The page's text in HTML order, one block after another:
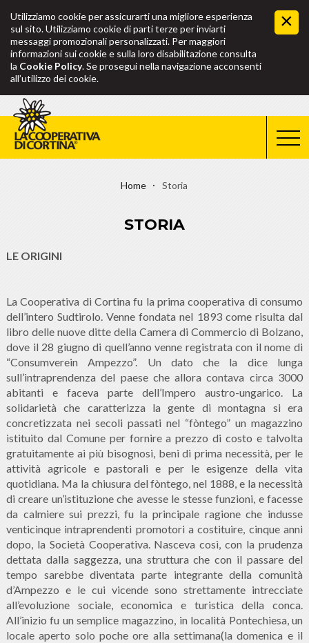
Utilizziamo cookie per assicurarti una migliore esperienza
sul sito. Utilizziamo cookie di parti terze per inviarti
messaggi promozionali personalizzati. Per maggiori
informazioni sui cookie e sulla loro disabilitazione consulta
la Cookie Policy. Se prosegui nella navigazione acconsenti
all’utilizzo dei cookie.
Home Storia
STORIA
LE ORIGINI
La Cooperativa di Cortina fu la prima cooperativa di consumo
dell’intero Sudtirolo. Venne fondata nel 1893 come risulta dal
libro delle nuove ditte della Camera di Commercio di Bolzano,
dove il 28 giugno di quell’anno venne registrata con il nome di
“Consumverein Ampezzo”. Un dato che la dice lunga
sull’intraprendenza del paese che allora contava circa 3000
abitanti e faceva parte dell’Impero austro-ungarico. La
solidarietà che caratterizza la gente di montagna si era
concretizzata nei secoli passati nel “fòntego” un magazzino
istituito dal Comune per fornire a prezzo di costo e talvolta
gratuitamente ai più bisognosi, beni di prima necessità, per le
attività agricole e pastorali e per le esigenze della vita
quotidiana. Ma la chiusura del fòntego, nel 1888, e la necessità
di creare un’istituzione che avesse le stesse funzioni, e facesse
da calmiere sui prezzi, fu la principale ragione che indusse
venticinque intraprendenti promotori a costituire, cinque anni
dopo, la Società Cooperativa. Nasceva così, con la prudenza
dettata dalla saggezza, una struttura che con il passare del
tempo sarebbe diventata parte integrante della comunità
d’Ampezzo e le cui vicende sono strettamente intrecciate
all’evoluzione sociale, economica e turistica della conca.
All’inizio fu un semplice magazzino, in località Pontechiesa, un
locale aperto solo poche ore alla settimana(la domenica e il